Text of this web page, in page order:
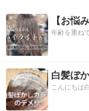
年齢を重ね
こんにちは